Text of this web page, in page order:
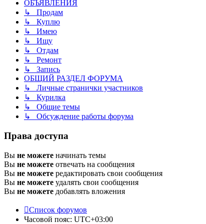
ОБЪЯВЛЕНИЯ
↳ Продам
↳ Куплю
↳ Имею
↳ Ищу
↳ Отдам
↳ Ремонт
↳ Запись
ОБЩИЙ РАЗДЕЛ ФОРУМА
↳ Личные странички участников
↳ Курилка
↳ Общие темы
↳ Обсуждение работы форума
Права доступа
Вы не можете начинать темы
Вы не можете отвечать на сообщения
Вы не можете редактировать свои сообщения
Вы не можете удалять свои сообщения
Вы не можете добавлять вложения
Список форумов
Часовой пояс: UTC+03:00